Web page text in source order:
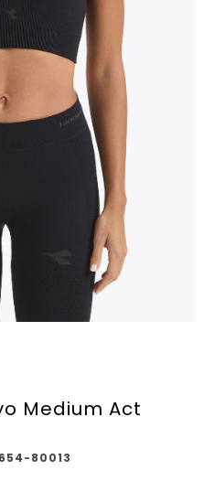
Medium Act
80013